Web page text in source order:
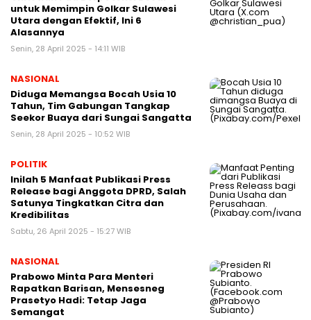
untuk Memimpin Golkar Sulawesi
Utara dengan Efektif, Ini 6
Alasannya
Senin, 28 April 2025 - 14:11 WIB
NASIONAL
Diduga Memangsa Bocah Usia 10
Tahun, Tim Gabungan Tangkap
Seekor Buaya dari Sungai Sangatta
Senin, 28 April 2025 - 10:52 WIB
POLITIK
Inilah 5 Manfaat Publikasi Press
Release bagi Anggota DPRD, Salah
Satunya Tingkatkan Citra dan
Kredibilitas
Sabtu, 26 April 2025 - 15:27 WIB
NASIONAL
Prabowo Minta Para Menteri
Rapatkan Barisan, Mensesneg
Prasetyo Hadi: Tetap Jaga
Semangat